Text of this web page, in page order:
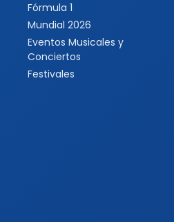
Fórmula 1
Mundial 2026
Eventos Musicales y
Conciertos
Festivales